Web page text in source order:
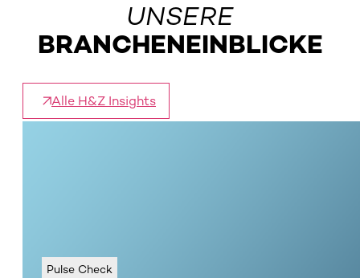
UNSERE
BRANCHENEINBLICKE
Alle H&Z Insights
Pulse Check